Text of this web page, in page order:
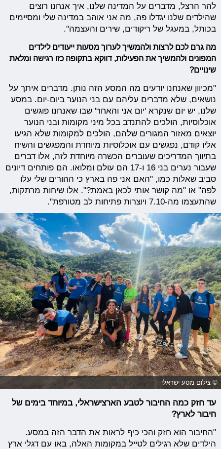
להר הרצל, מדברים על המדינה שלנו, איך אנחנו רוצים
שהילדים שלנו יגדלו פה, מה אני אוהב במדינה שלי ומסיימים
בכותל, במעגל של ריקודים, שירים והעצמה".
מה גרם לכם לרצות ולהמשיך לערוך מסעות ייעודים לילדים
המפונים ולהמשיך את הפעילות, דווקא בתקופה כזו רגישה ומלאת
שינויים?
"מכיוון שאנחנו יודעים מה המסע הזה נותן. מדברים איתך על
נושאים, שלא מדברים עליהם עם בני הנוער ביום-יום. במסע
שלנו, יש יום שנקרא 'יום אני והאחר' שבו שאנחנו פוגשים
אוכלוסיות, הולכים להתנדב בכל מיני מקומות ובני הנוער
יוצאים מאזור המגורים שלהם, הולכים למקומות שלא הגיעו
אליו קודם, נפגשים עם אוכלוסיות מיוחדת והמפגשים והשיח
בתיווך המדריכים שעוברים הכשרה מיוחדת לזה, אלו דברים
שעבור נערים בני 16 ו-17 הם עולם ומלואו. הם פותחים דיונים
סביב שאלות כמו, "האם אני פה בארץ כי ההורים שלי עלו
לפה" או "מה קושר אותי לכאן באמת?". אלו שיחות מרתקות,
שהתעצמו מה-7.10 ויוצרות פתיחות לב מטורפת".
© צילום מסע ישראלי
עד חזק כמה החיבור לטבע הארצישראלי, במיוחד בימים של
חיבור לארץ?
"החיבור הוא חזק והכי כיף לראות את הדבר הזה במסע.
הילדים שלא רגילים לטייל במקומות האלה, באו עם דגלי ארץ